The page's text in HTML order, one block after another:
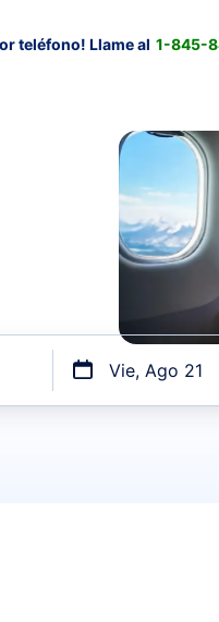
teléfono! Llame al 1-845-
Vie, Ago 21